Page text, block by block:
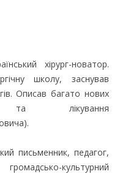
хірург-новатор.
школу, заснував
Описав багато нових
та лікування
письменник, педагог,
культурний